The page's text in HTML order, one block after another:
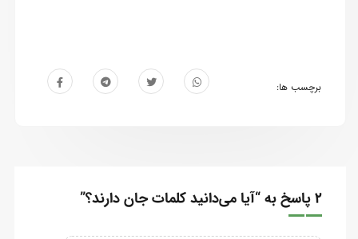
برچسب ها:
2 پاسخ به “آیا می‌دانید کلمات جان دارند؟”